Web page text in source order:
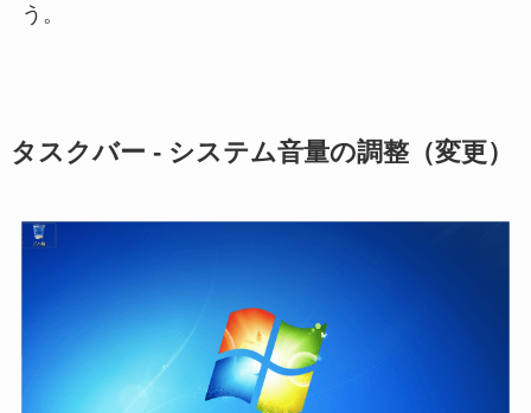
う。
タスクバー - システム音量の調整（変更）